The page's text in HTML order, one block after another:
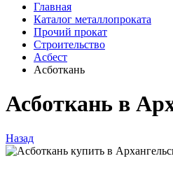
Главная
Каталог металлопроката
Прочий прокат
Строительство
Асбест
Асботкань
Асботкань в
Назад